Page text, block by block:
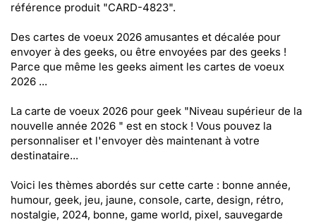
référence produit "CARD-4823".
Des cartes de voeux 2026 amusantes et décalée pour
envoyer à des geeks, ou être envoyées par des geeks !
Parce que même les geeks aiment les cartes de voeux
2026 ...
La carte de voeux 2026 pour geek "Niveau supérieur de la
nouvelle année 2026 " est en stock ! Vous pouvez la
personnaliser et l'envoyer dès maintenant à votre
destinataire...
Voici les thèmes abordés sur cette carte : bonne année,
humour, geek, jeu, jaune, console, carte, design, rétro,
nostalgie, 2024, bonne, game world, pixel, sauvegarde